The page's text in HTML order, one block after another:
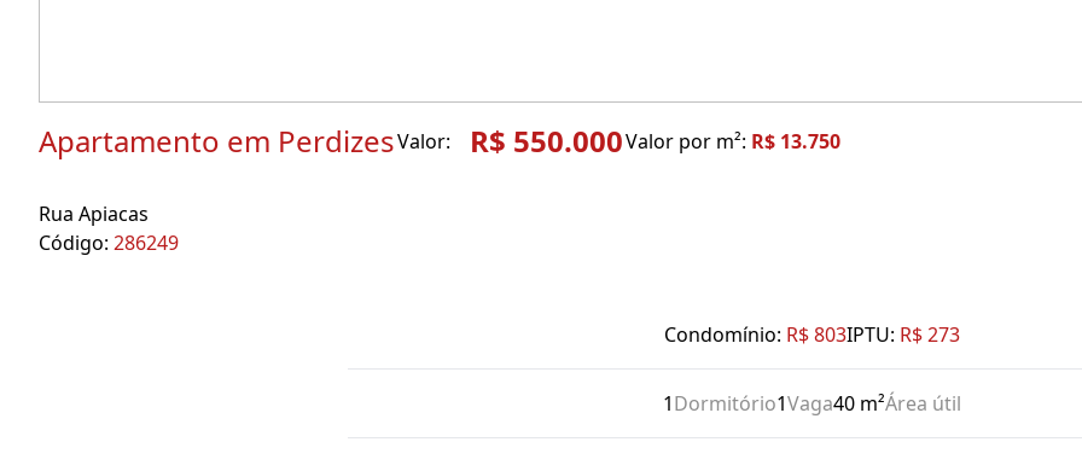
Apartamento em PerdizesValor: R$ 550.000Valor por m²: R$ 13.750
Rua Apiacas
Código: 286249
Condomínio: R$ 803IPTU: R$ 273
1Dormitório1Vaga40 m²Área útil